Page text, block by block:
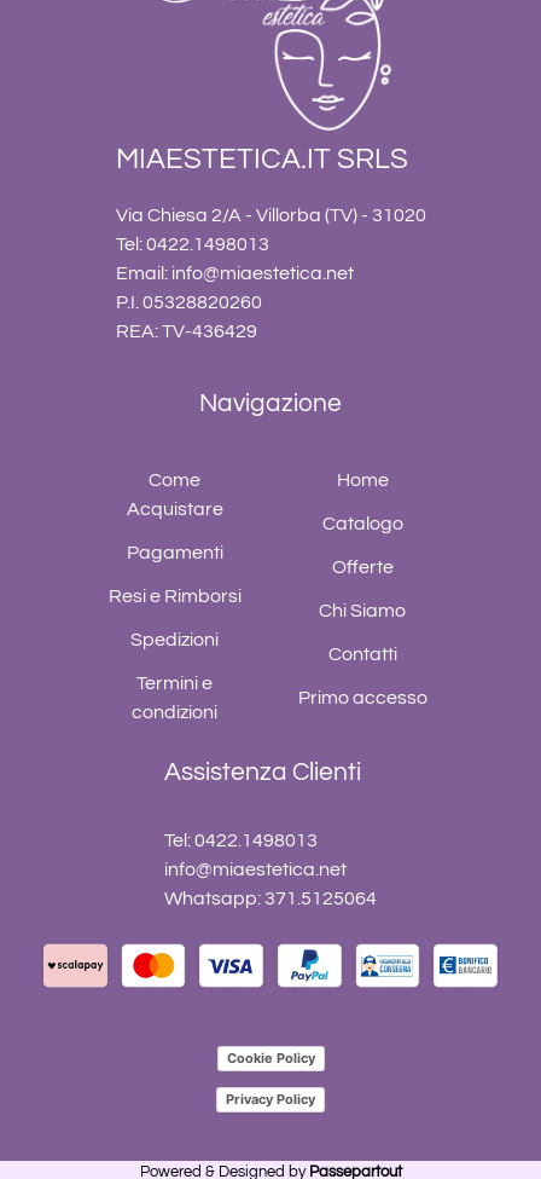
MIAESTETICA.IT SRLS
Via Chiesa 2/A - Villorba (TV) - 31020
Tel: 0422.1498013
Email: info@miaestetica.net
P.I. 05328820260
REA: TV-436429
Navigazione
Come
Acquistare
Pagamenti
Resi e Rimborsi
Spedizioni
Termini e
condizioni
Home
Catalogo
Offerte
Chi Siamo
Contatti
Primo accesso
Assistenza Clienti
Tel: 0422.1498013
info@miaestetica.net
Whatsapp: 371.5125064
Cookie Policy
Privacy Policy
Powered & Designed by Passepartout